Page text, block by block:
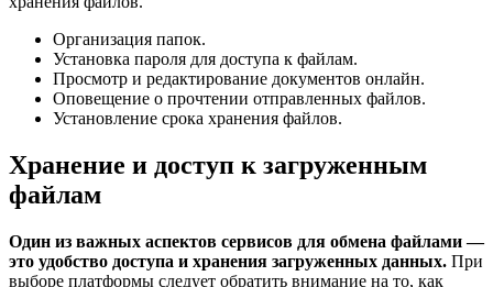
Организация папок.
Установка пароля для доступа к файлам.
Просмотр и редактирование документов онлайн.
Оповещение о прочтении отправленных файлов.
Установление срока хранения файлов.
Хранение и доступ к загруженным
файлам
Один из важных аспектов сервисов для обмена файлами —
это удобство доступа и хранения загруженных данных. При
выборе платформы следует обратить внимание на то, как